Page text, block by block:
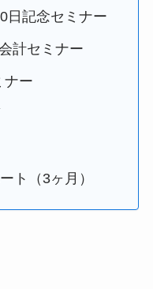
記念セミナー
計セミナー
ー
ト（3ヶ月）